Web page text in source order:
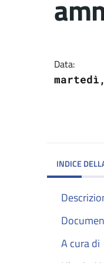
Data:
INDICE
A cura di